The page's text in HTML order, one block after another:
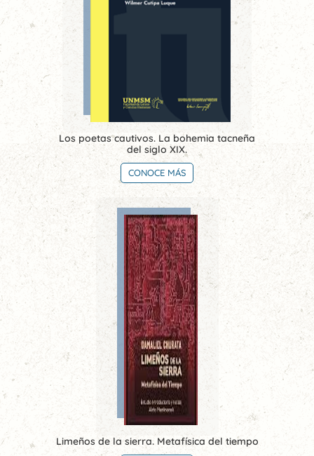
Los poetas cautivos. La bohemia tacneña
del siglo XIX.
CONOCE MÁS
Limeños de la sierra. Metafísica del tiempo